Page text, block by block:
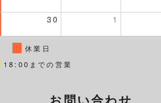
30 1
休業日
18:00までの営業